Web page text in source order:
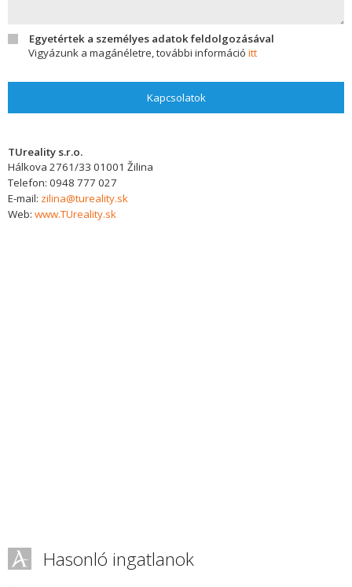
Egyetértek a személyes adatok feldolgozásával
Vigyázunk a magánéletre, további információ itt
Kapcsolatok
TUreality s.r.o.
Hálkova 2761/33 01001 Žilina
Telefon: 0948 777 027
E-mail: zilina@tureality.sk
Web: www.TUreality.sk
Hasonló ingatlanok